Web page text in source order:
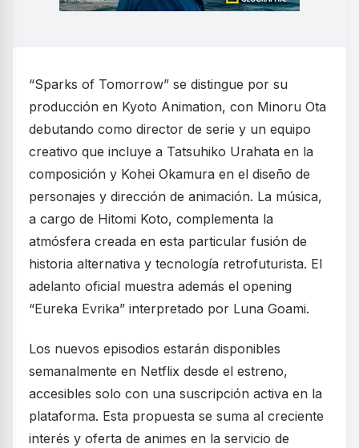
“Sparks of Tomorrow” se distingue por su
producción en Kyoto Animation, con Minoru Ota
debutando como director de serie y un equipo
creativo que incluye a Tatsuhiko Urahata en la
composición y Kohei Okamura en el diseño de
personajes y dirección de animación. La música,
a cargo de Hitomi Koto, complementa la
atmósfera creada en esta particular fusión de
historia alternativa y tecnología retrofuturista. El
adelanto oficial muestra además el opening
“Eureka Evrika” interpretado por Luna Goami.
Los nuevos episodios estarán disponibles
semanalmente en Netflix desde el estreno,
accesibles solo con una suscripción activa en la
plataforma. Esta propuesta se suma al creciente
interés y oferta de animes en la servicio de